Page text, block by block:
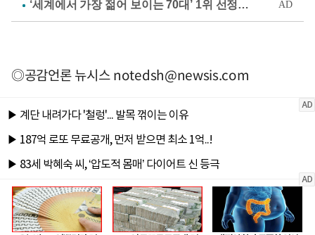
◎공감언론 뉴시스notedsh@newsis.com